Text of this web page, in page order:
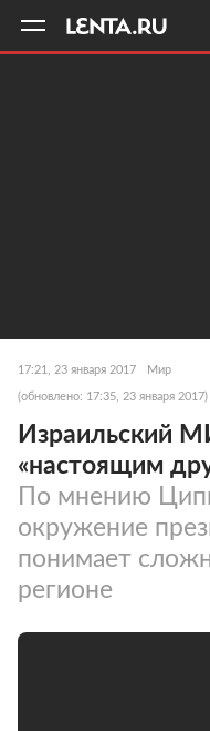
17:21, 23 января 2017 Мир
(обновлено: 17:35, 23 января 2017)
Израильский
«настоящим
По мнению
окружение
понимает
регионе